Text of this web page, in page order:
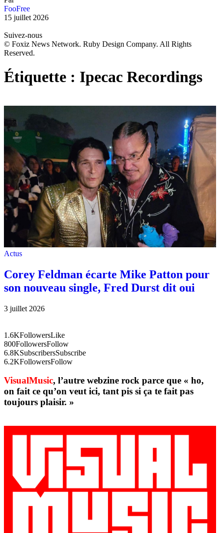
FooFree
15 juillet 2026
Suivez-nous
© Foxiz News Network. Ruby Design Company. All Rights
Reserved.
Étiquette : Ipecac Recordings
Actus
Corey Feldman écarte Mike Patton pour
son nouveau single, Fred Durst dit oui
3 juillet 2026
1.6KFollowersLike
800FollowersFollow
6.8KSubscribersSubscribe
6.2KFollowersFollow
VisualMusic, l’autre webzine rock parce que « ho,
on fait ce qu’on veut ici, tant pis si ça te fait pas
toujours plaisir. »